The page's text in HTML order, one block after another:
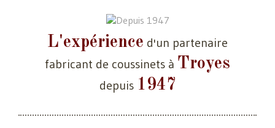
L'expérience d'un partenaire
fabricant de coussinets à Troyes
depuis 1947